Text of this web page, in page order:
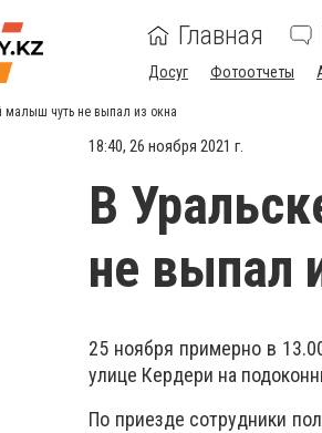
Главная
Досуг Фотоотчеты
малыш чуть не выпал из окна
18:40, 26 ноября 2021 г.
В
не выпал
25 ноября примерно в
улице Кердери на
По приезде сотрудники